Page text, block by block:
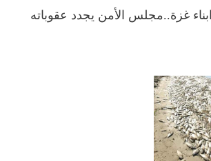
غزة..مجلس الأمن يجدد عقوباته